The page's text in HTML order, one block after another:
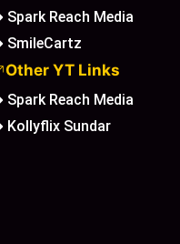
Spark Reach Media
SmileCartz
Other YT Links
Spark Reach Media
Kollyflix Sundar